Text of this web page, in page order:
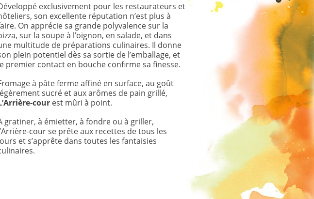
exclusivement pour les restaurateurs et
son excellente réputation n’est plus à
On apprécie sa grande polyvalence sur la
sur la soupe à l’oignon, en salade, et dans
multitude de préparations culinaires. Il donne
plein potentiel dès sa sortie de l’emballage, et
premier contact en bouche confirme sa finesse.
à pâte ferme affiné en surface, au goût
sucré et aux arômes de pain grillé,
cour est mûri à point.
gratiner, à émietter, à fondre ou à griller,
cour se prête aux recettes de tous les
et s’apprête dans toutes les fantaisies